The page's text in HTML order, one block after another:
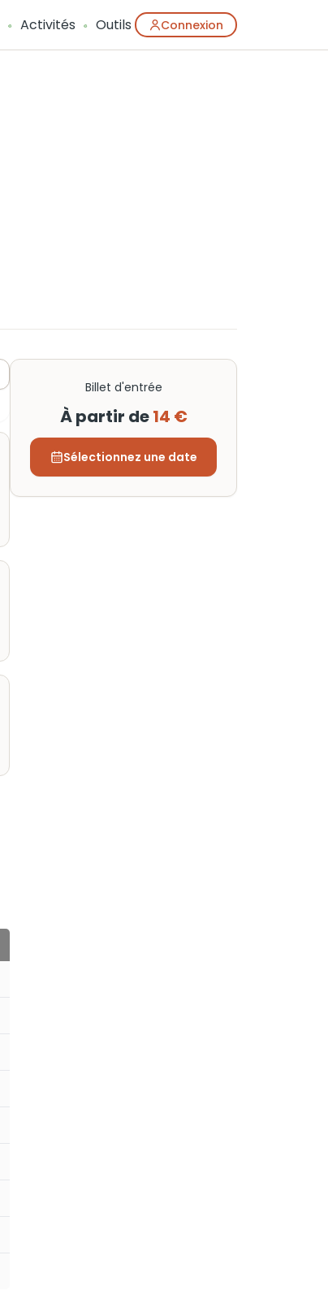
Activités Outils Connexion
Billet d'entrée
À partir de14 €
Sélectionnez une date